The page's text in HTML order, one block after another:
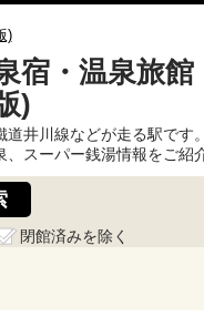
)
宿・温泉旅館
)
井川線などが走る駅です
スーパー銭湯情報をご紹
閉館済みを除く